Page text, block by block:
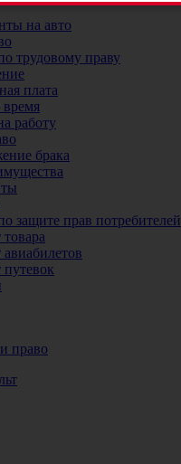
на авто
трудовому праву
плата
время
работу
брака
защите прав потребителей
товара
авиабилетов
путевок
право